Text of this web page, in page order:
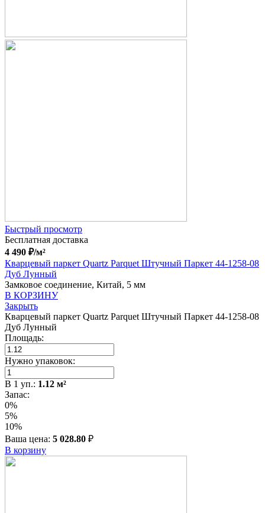
Быстрый просмотр
Бесплатная доставка
4 490 ₽/м²
Кварцевый паркет Quartz Parquet Штучный Паркет 44-1258-08
Дуб Лунный
Замковое соединение, Китай, 5 мм
В КОРЗИНУ
Закрыть
Кварцевый паркет Quartz Parquet Штучный Паркет 44-1258-08
Дуб Лунный
Площадь:
Нужно упаковок:
В 1 уп.: 1.12 м²
Запас:
0%
5%
10%
Ваша цена: 5 028.80 ₽
В корзину